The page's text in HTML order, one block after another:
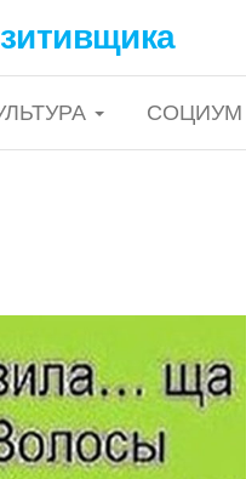
СОЦИУМ